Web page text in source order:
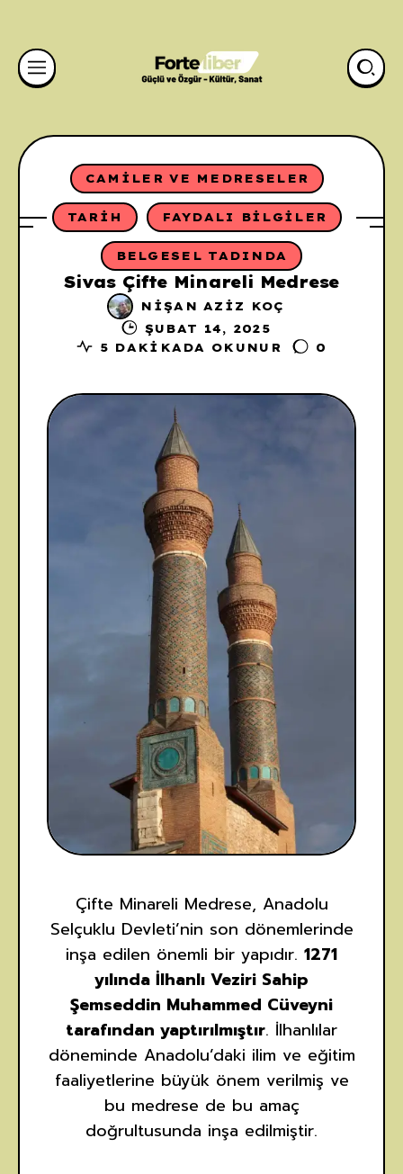
CAMILER VE MEDRESELER
TARIH FAYDALI BILGILER
BELGESEL TADINDA
Sivas Çifte Minareli Medrese
NIŞAN AZIZ KOÇ
ŞUBAT 14, 2025
5 DAKIKADA OKUNUR
0
Çifte Minareli Medrese, Anadolu
Selçuklu Devleti’nin son dönemlerinde
inşa edilen önemli bir yapıdır. 1271
yılında İlhanlı Veziri Sahip
Şemseddin Muhammed Cüveyni
tarafından yaptırılmıştır. İlhanlılar
döneminde Anadolu’daki ilim ve eğitim
faaliyetlerine büyük önem verilmiş ve
bu medrese de bu amaç
doğrultusunda inşa edilmiştir.